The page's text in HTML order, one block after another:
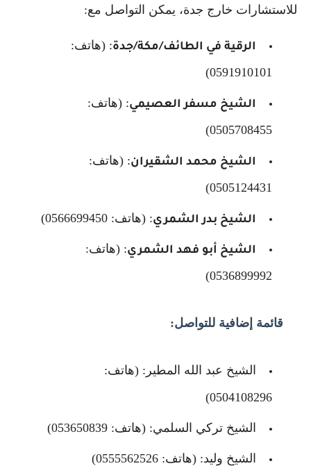
للاستشارات خارج جدة، يمكن التواصل مع:
الرقية في الطائف/مكة/جدة: (هاتف:
0591910101)
الشيخ مسفر العصيمي: (هاتف:
0505708455)
الشيخ محمد الشقيران: (هاتف:
0505124431)
الشيخ بدر الشمري: (هاتف: 0566699450)
الشيخ أبو فهد الشمري: (هاتف:
0536899992)
قائمة إضافية للتواصل:
الشيخ عبد الله المطير: (هاتف:
0504108296)
الشيخ تركي السلمي: (هاتف: 053650839)
الشيخ وليد: (هاتف: 0555562526)